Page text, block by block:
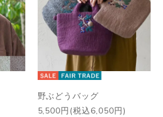
野ぶどうバッグ
5,500円(税込6,050円)